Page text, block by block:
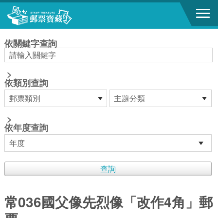
跳到主要內容區塊
依關鍵字查詢
>
依類別查詢
>
依年度查詢
常036國父像先烈像「改作4角」郵